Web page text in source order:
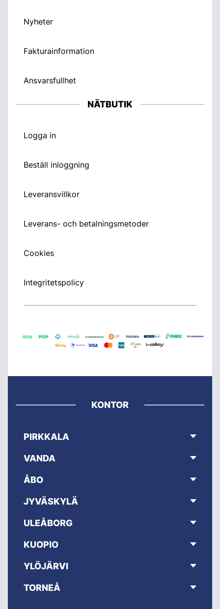
Nyheter
Fakturainformation
Ansvarsfullhet
NÄTBUTIK
Logga in
Beställ inloggning
Leveransvillkor
Leverans- och betalningsmetoder
Cookies
Integritetspolicy
KONTOR
PIRKKALA
VANDA
ÅBO
JYVÄSKYLÄ
ULEÅBORG
KUOPIO
YLÖJÄRVI
TORNEÅ